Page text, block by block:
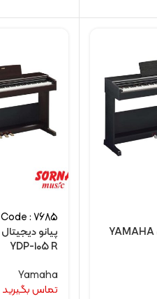
پیانو دیجیتال YAMAHA
Code : 7685
YDP-105 R
Yamaha
تماس بگیرید